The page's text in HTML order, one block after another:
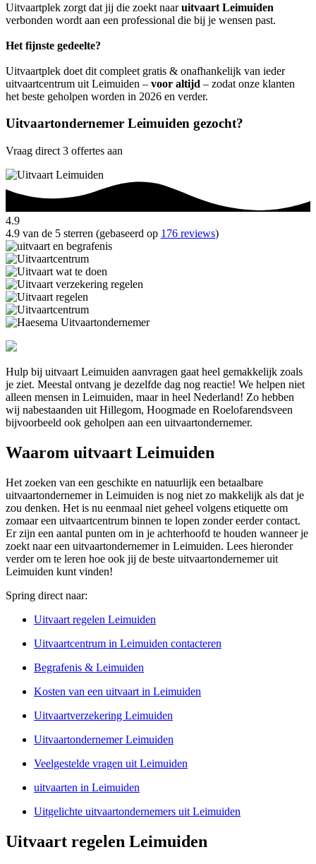
Uitvaartplek zorgt dat jij die zoekt naaruitvaart Leimuiden
verbonden wordt aan een professional die bij je wensen past.
Het fijnste gedeelte?
Uitvaartplek doet dit compleet gratis & onafhankelijk van ieder
uitvaartcentrum uit Leimuiden – voor altijd – zodat onze klanten
het beste geholpen worden in 2026 en verder.
Uitvaartondernemer Leimuiden gezocht?
Vraag direct 3 offertes aan
4.9
4.9 van de 5 sterren (gebaseerd op 176 reviews)
Hulp bij uitvaart Leimuiden aanvragen gaat heel gemakkelijk zoals
je ziet. Meestal ontvang je dezelfde dag nog reactie! We helpen niet
alleen mensen in Leimuiden, maar in heel Nederland! Zo hebben
wij nabestaanden uit Hillegom, Hoogmade en Roelofarendsveen
bijvoorbeeld ook geholpen aan een uitvaartondernemer.
Waarom uitvaart Leimuiden
Het zoeken van een geschikte en natuurlijk een betaalbare
uitvaartondernemer in Leimuiden is nog niet zo makkelijk als dat je
zou denken. Het is nu eenmaal niet geheel volgens etiquette om
zomaar een uitvaartcentrum binnen te lopen zonder eerder contact.
Er zijn een aantal punten om in je achterhoofd te houden wanneer je
zoekt naar een uitvaartondernemer in Leimuiden. Lees hieronder
verder om te leren hoe ook jij de beste uitvaartondernemer uit
Leimuiden kunt vinden!
Spring direct naar:
Uitvaart regelen Leimuiden
Uitvaartcentrum in Leimuiden contacteren
Begrafenis & Leimuiden
Kosten van een uitvaart in Leimuiden
Uitvaartverzekering Leimuiden
Uitvaartondernemer Leimuiden
Veelgestelde vragen uit Leimuiden
uitvaarten in Leimuiden
Uitgelichte uitvaartondernemers uit Leimuiden
Uitvaart regelen Leimuiden